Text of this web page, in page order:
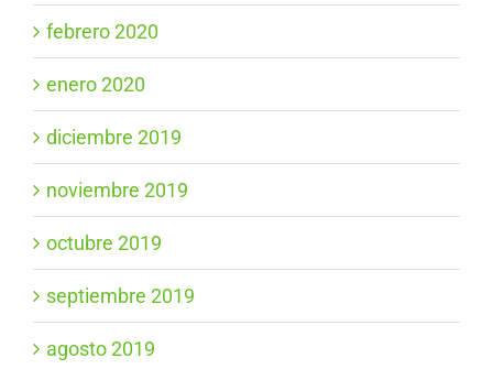
febrero 2020
enero 2020
diciembre 2019
noviembre 2019
octubre 2019
septiembre 2019
agosto 2019